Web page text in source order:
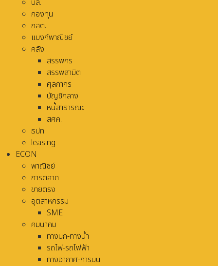
บล.
กองทุน
กลต.
แบงก์พาณิชย์
คลัง
สรรพกร
สรรพสามิต
ศุลกากร
บัญชีกลาง
หนี้สาธารณะ
สศค.
ธปท.
leasing
ECON
พาณิชย์
การตลาด
ขายตรง
อุตสาหกรรม
SME
คมนาคม
ทางบก-ทางน้ำ
รถไฟ-รถไฟฟ้า
ทางอากาศ-การบิน